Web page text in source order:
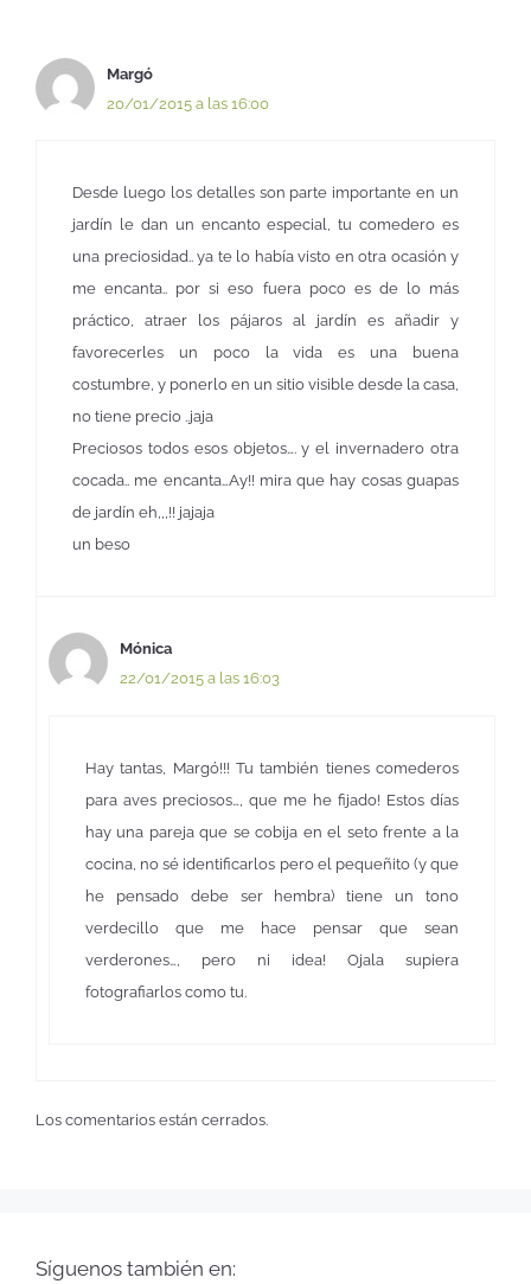
Margó
20/01/2015 a las 16:00
Desde luego los detalles son parte importante en un
jardín le dan un encanto especial, tu comedero es
una preciosidad.. ya te lo había visto en otra ocasión y
me encanta.. por si eso fuera poco es de lo más
práctico, atraer los pájaros al jardín es añadir y
favorecerles un poco la vida es una buena
costumbre, y ponerlo en un sitio visible desde la casa,
no tiene precio ..jaja
Preciosos todos esos objetos…. y el invernadero otra
cocada.. me encanta…Ay!! mira que hay cosas guapas
de jardín eh,,,!! jajaja
un beso
Mónica
22/01/2015 a las 16:03
Hay tantas, Margó!!! Tu también tienes comederos
para aves preciosos…, que me he fijado! Estos días
hay una pareja que se cobija en el seto frente a la
cocina, no sé identificarlos pero el pequeñito (y que
he pensado debe ser hembra) tiene un tono
verdecillo que me hace pensar que sean
verderones…, pero ni idea! Ojala supiera
fotografiarlos como tu.
Los comentarios están cerrados.
Síguenos también en: